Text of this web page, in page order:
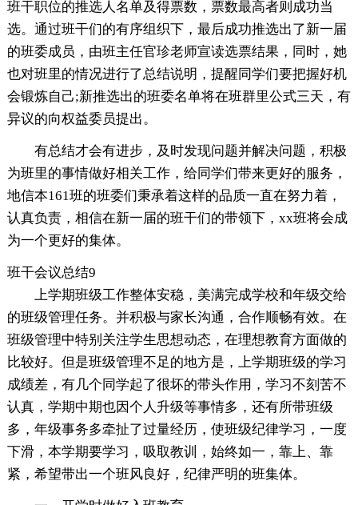
班干职位的推选人名单及得票数，票数最高者则成功当
选。通过班干们的有序组织下，最后成功推选出了新一届
的班委成员，由班主任官珍老师宣读选票结果，同时，她
也对班里的情况进行了总结说明，提醒同学们要把握好机
会锻炼自己;新推选出的班委名单将在班群里公式三天，有
异议的向权益委员提出。
有总结才会有进步，及时发现问题并解决问题，积极
为班里的事情做好相关工作，给同学们带来更好的服务，
地信本161班的班委们秉承着这样的品质一直在努力着，
认真负责，相信在新一届的班干们的带领下，xx班将会成
为一个更好的集体。
班干会议总结9
上学期班级工作整体安稳，美满完成学校和年级交给
的班级管理任务。并积极与家长沟通，合作顺畅有效。在
班级管理中特别关注学生思想动态，在理想教育方面做的
比较好。但是班级管理不足的地方是，上学期班级的学习
成绩差，有几个同学起了很坏的带头作用，学习不刻苦不
认真，学期中期也因个人升级等事情多，还有所带班级
多，年级事务多牵扯了过量经历，使班级纪律学习，一度
下滑，本学期要学习，吸取教训，始终如一，靠上、靠
紧，希望带出一个班风良好，纪律严明的班集体。